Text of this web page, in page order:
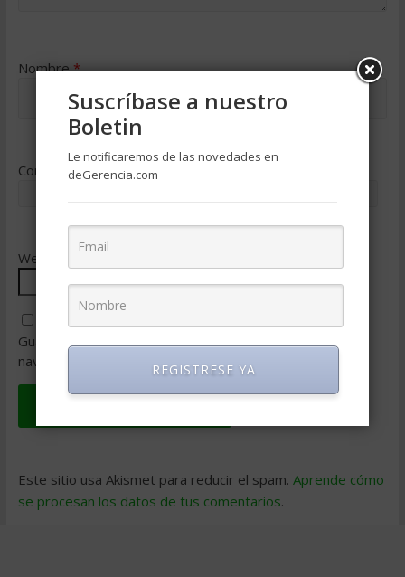
Nombre*
Correo electrónico*
Web
Guarda mi nombre, correo electrónico y web en este
navegador para la próxima vez que comente.
Este sitio usa Akismet para reducir el spam. Aprende cómo
se procesan los datos de tus comentarios.
Suscríbase a nuestro
Boletin
Le notificaremos de las novedades en
deGerencia.com
REGISTRESE YA